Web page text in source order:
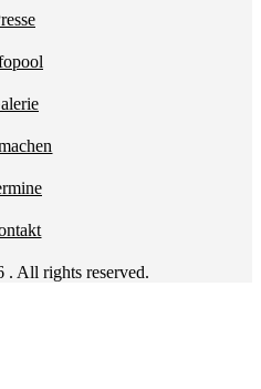
All rights reserved.